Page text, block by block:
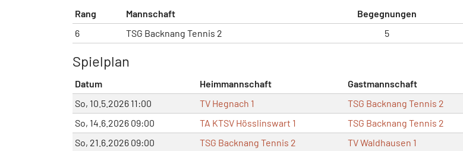
Rang Mannschaft Begegnungen
6
TSG Backnang Tennis 2 5
Spielplan
Datum Heimmannschaft Gastmannschaft
So, 10.5.2026 11:00
TV Hegnach 1 TSG Backnang Tennis 2
So, 14.6.2026 09:00
TA KTSV Hösslinswart 1 TSG Backnang Tennis 2
So, 21.6.2026 09:00
TSG Backnang Tennis 2 TV Waldhausen 1